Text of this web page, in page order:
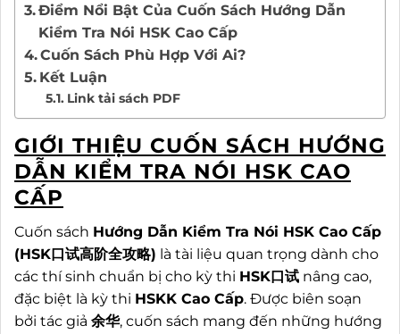
Điểm Nổi Bật Của Cuốn Sách Hướng Dẫn
Kiểm Tra Nói HSK Cao Cấp
Cuốn Sách Phù Hợp Với Ai?
Kết Luận
Link tải sách PDF
GIỚI THIỆU CUỐN SÁCH HƯỚNG
DẪN KIỂM TRA NÓI HSK CAO
CẤP
Cuốn sách Hướng Dẫn Kiểm Tra Nói HSK Cao Cấp
(HSK口试高阶全攻略) là tài liệu quan trọng dành cho
các thí sinh chuẩn bị cho kỳ thi HSK口试 nâng cao,
đặc biệt là kỳ thi HSKK Cao Cấp. Được biên soạn
bởi tác giả 余华, cuốn sách mang đến những hướng